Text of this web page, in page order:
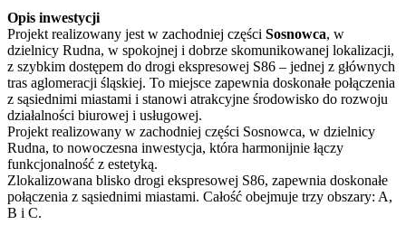
Opis inwestycji
Projekt realizowany jest w zachodniej części Sosnowca, w
dzielnicy Rudna, w spokojnej i dobrze skomunikowanej lokalizacji,
z szybkim dostępem do drogi ekspresowej S86 – jednej z głównych
tras aglomeracji śląskiej. To miejsce zapewnia doskonałe połączenia
z sąsiednimi miastami i stanowi atrakcyjne środowisko do rozwoju
działalności biurowej i usługowej.
Projekt realizowany w zachodniej części Sosnowca, w dzielnicy
Rudna, to nowoczesna inwestycja, która harmonijnie łączy
funkcjonalność z estetyką.
Zlokalizowana blisko drogi ekspresowej S86, zapewnia doskonałe
połączenia z sąsiednimi miastami. Całość obejmuje trzy obszary: A,
B i C.